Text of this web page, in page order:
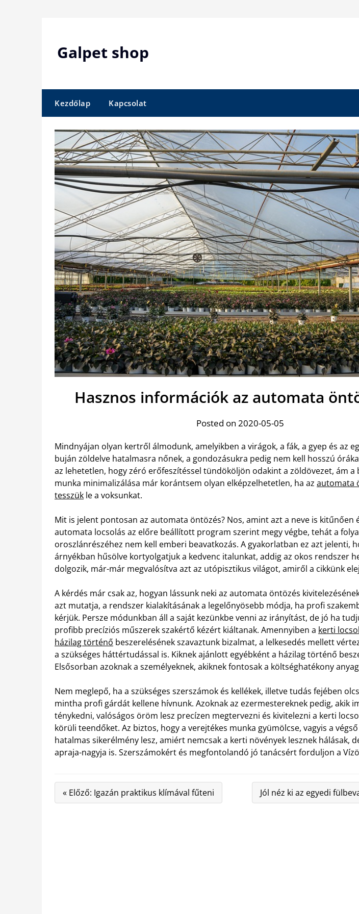
Galpet shop
Kezdőlap Kapcsolat
Hasznos információk az automata
Posted on 2020-05-05
Mindnyájan olyan kertről álmodunk, amelyikben a virágok, a fák, a gyep és az
buján zöldelve hatalmasra nőnek, a gondozásukra pedig nem kell hosszú
az lehetetlen, hogy zéró erőfeszítéssel tündököljön odakint a zöldövezet, ám a
munka minimalizálása már korántsem olyan elképzelhetetlen, ha az automata
tesszük le a voksunkat.
Mit is jelent pontosan az automata öntözés? Nos, amint azt a neve is kitűnően
automata locsolás az előre beállított program szerint megy végbe, tehát a
oroszlánrészéhez nem kell emberi beavatkozás. A gyakorlatban ez azt jelenti,
árnyékban hűsölve kortyolgatjuk a kedvenc italunkat, addig az okos rendszer
dolgozik, már-már megvalósítva azt az utópisztikus világot, amiről a cikkünk
A kérdés már csak az, hogyan lássunk neki az automata öntözés
azt mutatja, a rendszer kialakításának a legelőnyösebb módja, ha profi
kérjük. Persze módunkban áll a saját kezünkbe venni az irányítást, de jó ha
profibb precíziós műszerek szakértő kézért kiáltanak. Amennyiben a kerti
házilag történő beszerelésének szavaztunk bizalmat, a lelkesedés mellett
a szükséges háttértudással is. Kiknek ajánlott egyébként a házilag történő
Elsősorban azoknak a személyeknek, akiknek fontosak a költséghatékony
Nem meglepő, ha a szükséges szerszámok és kellékek, illetve tudás fejében
mintha profi gárdát kellene hívnunk. Azoknak az ezermestereknek pedig, akik
ténykedni, valóságos öröm lesz precízen megtervezni és kivitelezni a kerti
körüli teendőket. Az biztos, hogy a verejtékes munka gyümölcse, vagyis a
hatalmas sikerélmény lesz, amiért nemcsak a kerti növények lesznek hálásak,
apraja-nagyja is. Szerszámokért és megfontolandó jó tanácsért forduljon a
« Előző: Igazán praktikus klímával fűteni Jól néz ki az egyedi